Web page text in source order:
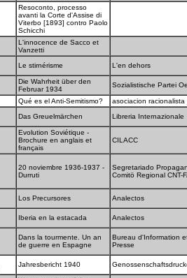
Resoconto, processo
avanti la Corte d'Assise di
Viterbo [1893] contro Paolo
Schicchi
L'innocence de Sacco et
Vanzetti
Le stirnérisme L'en dehors
Die Wahrheit über den
Februar 1934
Sozialistische Partei
Qué es el Anti-Semitismo?
asociacion
Das Greuelmärchen Libreria Internazionale
Evolution Soviétique -
Brochure en anglais et
français
CILACC
20 noviembre 1936-1937 -
Durruti
Segretariado
Comitö Regional CNT-
Los Precursores Analectos
Iberia en la estacada Analectos
Dans la tourmente. Un an
de guerre en Espagne
Bureau d'Information
Presse
Jahresbericht 1940